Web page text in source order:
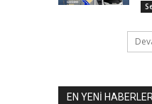
EN YENİ HABERLER